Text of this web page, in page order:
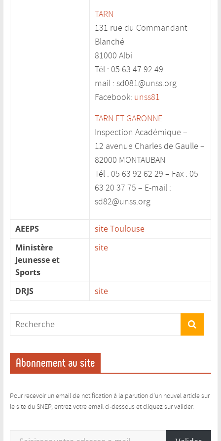
TARN
131 rue du Commandant
Blanché
81000 Albi
Tél : 05 63 47 92 49
mail : sd081@unss.org
Facebook: unss81
TARN ET GARONNE
Inspection Académique –
12 avenue Charles de Gaulle –
82000 MONTAUBAN
Tél : 05 63 92 62 29 – Fax : 05
63 20 37 75 – E-mail :
sd82@unss.org
AEEPS
site Toulouse
Ministère
Jeunesse et
Sports
site
DRJS site
Abonnement au site
Pour recevoir un email de notification à la parution d'un nouvel article sur
le site du SNEP, entrez votre email ci-dessous et cliquez sur valider.